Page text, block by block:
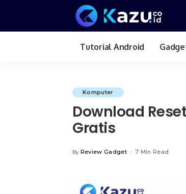
Tutorial Android
Komputer
Download
Gratis
Posted
By Review Gadget 7 Min Read